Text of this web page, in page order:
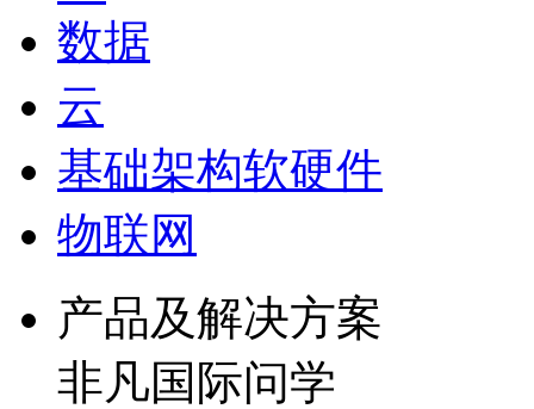
数据
云
基础架构软硬件
物联网
产品及解决方案
非凡国际问学